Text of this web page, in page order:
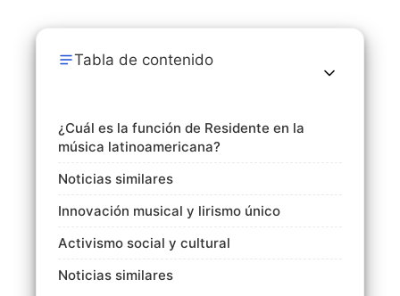
Tabla de contenido
¿Cuál es la función de Residente en la
música latinoamericana?
Noticias similares
Innovación musical y lirismo único
Activismo social y cultural
Noticias similares